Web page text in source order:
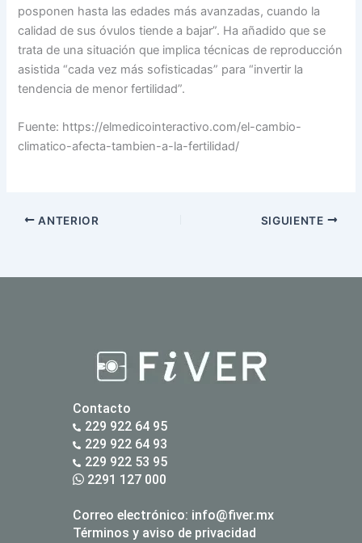
posponen hasta las edades más avanzadas, cuando la
calidad de sus óvulos tiende a bajar”. Ha añadido que se
trata de una situación que implica técnicas de reproducción
asistida “cada vez más sofisticadas” para “invertir la
tendencia de menor fertilidad”.
Fuente: https://elmedicointeractivo.com/el-cambio-
climatico-afecta-tambien-a-la-fertilidad/
ANTERIOR SIGUIENTE
Contacto
229 922 64 95
229 922 64 93
229 922 53 95
2291 127 000
Correo electrónico: info@fiver.mx
Términos y aviso de privacidad